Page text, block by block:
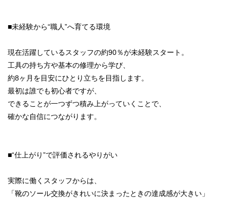
■未経験から“職人”へ育てる環境
現在活躍しているスタッフの約90％が未経験スタート。
工具の持ち方や基本の修理から学び、
約8ヶ月を目安にひとり立ちを目指します。
最初は誰でも初心者ですが、
できることが一つずつ積み上がっていくことで、
確かな自信につながります。
■“仕上がり”で評価されるやりがい
実際に働くスタッフからは、
「靴のソール交換がきれいに決まったときの達成感が大きい」